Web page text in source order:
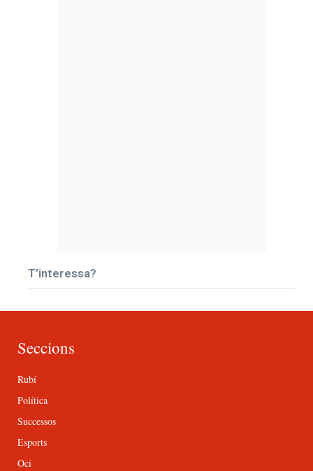
T’interessa?
Seccions
Rubí
Política
Successos
Esports
Oci